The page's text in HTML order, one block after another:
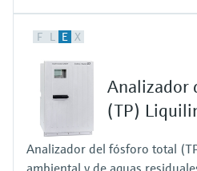
10 a 500 µg/l de NO2-N
0,1 a 1,0 mg/l de NO2-N
0,1 a 1,0 mg/l con función de
50 mg/l de NO2-N
Temperatura del proceso
4 a 40 °C (39 a 104 °F)
Presión de proceso
Con presión atmosférica, <0,2 bar
F L E X
Analizador
(TP)
Analizador del fósforo total